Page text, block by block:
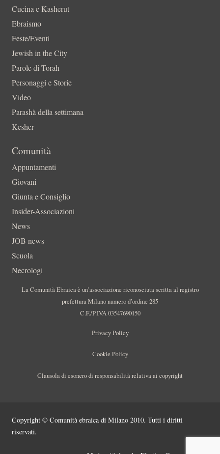
Cucina e Kasherut
Ebraismo
Feste/Eventi
Jewish in the City
Parole di Torah
Personaggi e Storie
Video
Parashà della settimana
Kesher
Comunità
Appuntamenti
Giovani
Giunta e Consiglio
Insider-Associazioni
News
JOB news
Scuola
Necrologi
La Comunità Ebraica è un’associazione riconosciuta scritta al registro
prefettura Milano numero d’ordine 285
C.F./P.IVA 03547690150
Privacy Policy
Cookie Policy
Clausola di esonero di responsabilità relativa ai copyright
Copyright © Comunità ebraica di Milano 2010. Tutti i diritti
riservati.